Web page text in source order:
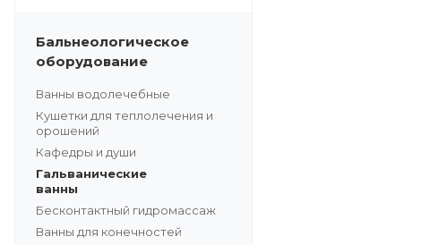
Бальнеологическое
оборудование
Ванны водолечебные
Кушетки для теплолечения и
орошений
Кафедры и души
Гальванические
ванны
Бесконтактный гидромассаж
Ванны для конечностей